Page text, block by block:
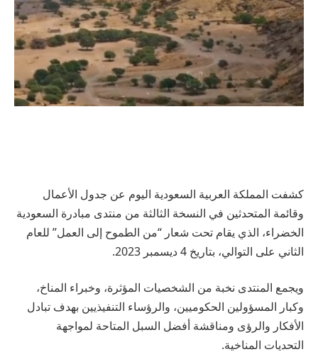
كشفت المملكة العربية السعودية اليوم عن جدول الأعمال
وقائمة المتحدثين في النسخة الثالثة من منتدى مبادرة السعودية
الخضراء، الذي يقام تحت شعار “من الطموح إلى العمل” للعام
الثاني على التوالي، بتاريخ 4 ديسمبر 2023.
ويجمع المنتدى نخبة من الشخصيات المؤثرة، وخبراء المناخ،
وكبار المسؤولين الحكوميين، والرؤساء التنفيذيين بهدف تبادل
الأفكار والرؤى ومناقشة أفضل السبل المتاحة لمواجهة
التحديات المناخية.